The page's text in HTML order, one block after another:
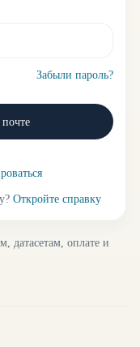
Забыли пароль?
Откройте справку
датасетам, оплате и